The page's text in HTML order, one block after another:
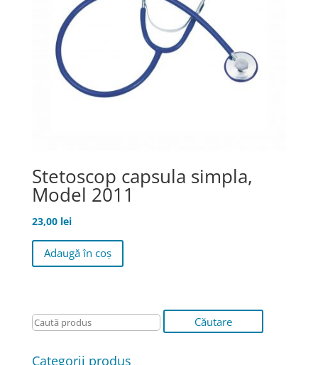
Stetoscop capsula simpla,
Model 2011
23,00 lei
Adaugă în coș
Categorii produs